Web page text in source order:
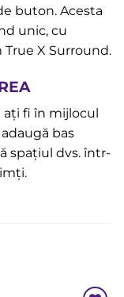
buton. Acesta
unic, cu
X Surround.
ați fi în mijlocul
bas
spațiul dvs. într-